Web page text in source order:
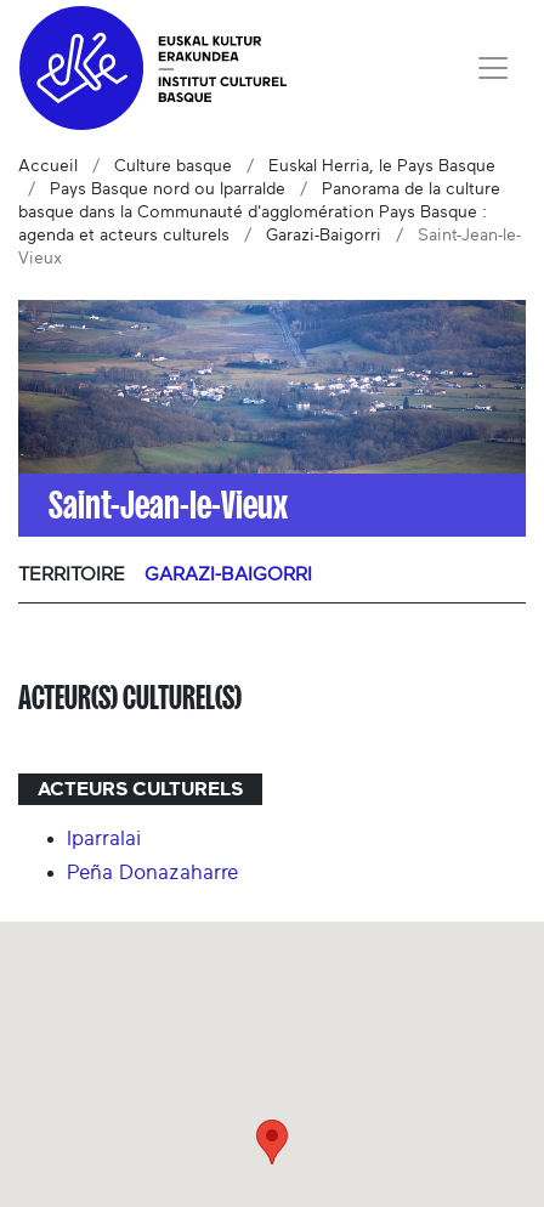
Accueil Culture basque
Euskal Herria, le Pays Basque
Pays Basque nord ou Iparralde
Panorama de la culture
basque dans la Communauté d'agglomération Pays Basque :
agenda et acteurs culturels
Garazi-Baigorri
Saint-Jean-le-
Vieux
Saint-Jean-le-Vieux
TERRITOIRE GARAZI-BAIGORRI
ACTEUR(S) CULTUREL(S)
ACTEURS CULTURELS
Iparralai
Peña Donazaharre